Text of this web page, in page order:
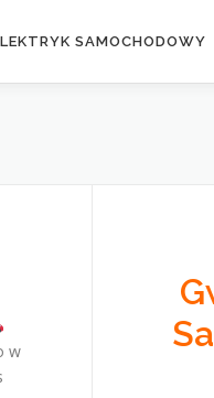
SAMOCHODOWY
w